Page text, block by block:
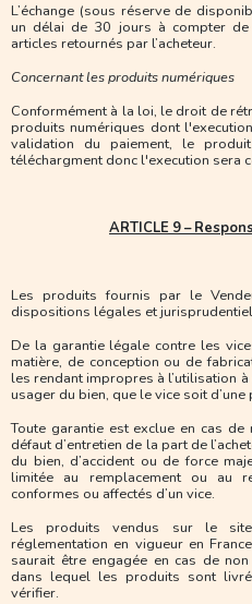
L’échange (sous réserve de
un délai de 30 jours à compter
articles retournés par l’acheteur.
Concernant les produits numériques
Conformément à la loi, le droit de
produits numériques dont
validation du paiement, le
téléchargment donc l'execution sera
ARTICLE 9 –
Les produits fournis par le
dispositions légales et
De la garantie légale contre les
matière, de conception ou de
les rendant impropres à l’utilisation
usager du bien, que le vice soit
Toute garantie est exclue en cas
défaut d’entretien de la part de
du bien, d’accident ou de force
limitée au remplacement ou au
conformes ou affectés d’un vice.
Les produits vendus sur le
réglementation en vigueur en
saurait être engagée en cas de
dans lequel les produits sont
vérifier.